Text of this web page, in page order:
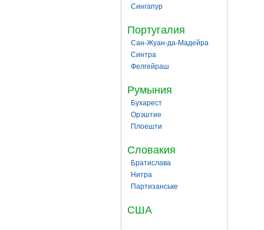
Сингапур
Португалия
Сан-Жуан-да-Мадейра
Синтра
Фелгейраш
Румыния
Бухарест
Орэштие
Плоешти
Словакия
Братислава
Нитра
Партизанське
США